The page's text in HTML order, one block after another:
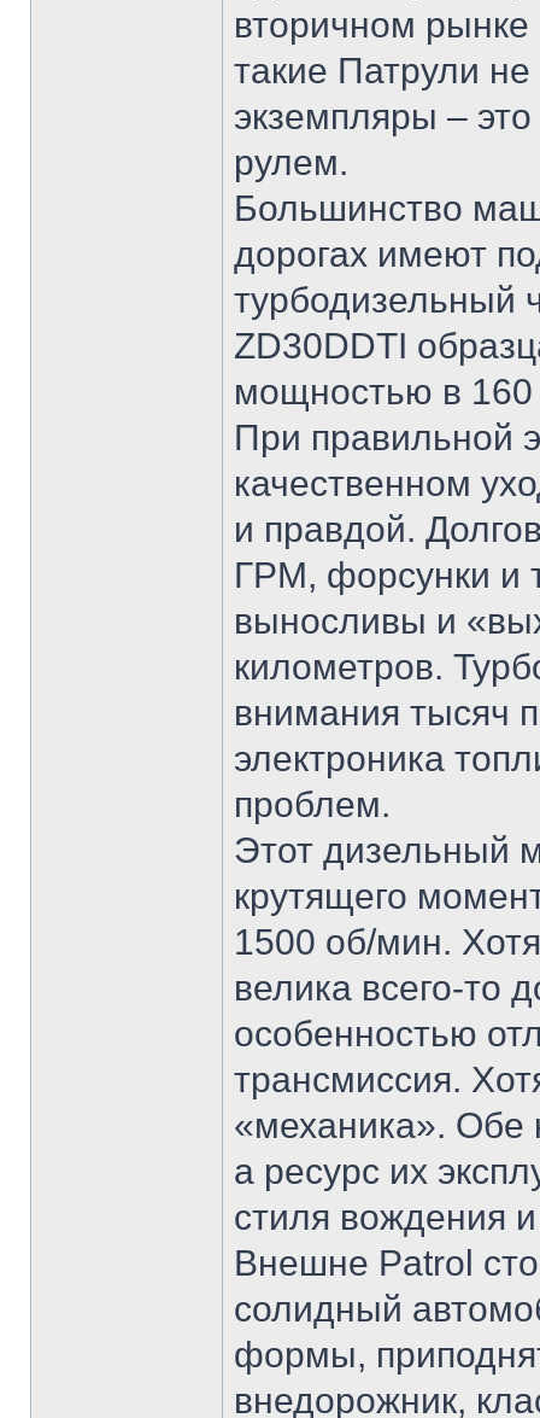
вторичном
такие Патрули
экземпляры –
рулем.
Большинство
дорогах имеют
турбодизельный
ZD30DDTI
мощностью в 160
При правильной
качественном
и правдой.
ГРМ, форсунки и
выносливы и
километров.
внимания тысяч
электроника
проблем.
Этот дизельный
крутящего
1500 об/мин.
велика всего-то
особенностью
трансмиссия.
«механика». Обе
а ресурс их
стиля вождения
Внешне Patrol
солидный
формы,
внедорожник,